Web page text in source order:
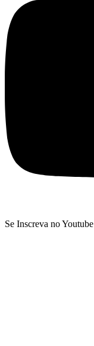
Se Inscreva no Youtube